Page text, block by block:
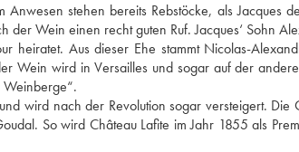
stehen bereits Rebstöcke, als Jacques
Wein einen recht guten Ruf. Jacques‘ Sohn
heiratet. Aus dieser Ehe stammt Nicolas-
Wein wird in Versailles und sogar auf der
Weinberge“.
wird nach der Revolution sogar versteigert. Die
So wird Château Lafite im Jahr 1855 als